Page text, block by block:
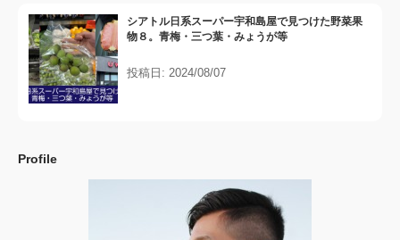
シアトル日系スーパー宇和島屋で見つけた野菜果
物８。青梅・三つ葉・みょうが等
投稿日: 2024/08/07
Profile